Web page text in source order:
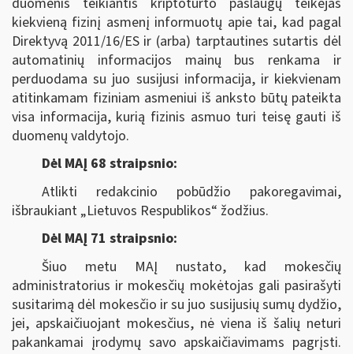
kiekvieną fizinį asmenį informuotų apie tai, kad pagal
Direktyvą 2011/16/ES ir (arba) tarptautines sutartis dėl
automatinių informacijos mainų bus renkama ir
perduodama su juo susijusi informacija, ir kiekvienam
atitinkamam fiziniam asmeniui iš anksto būtų pateikta
visa informacija, kurią fizinis asmuo turi teisę gauti iš
duomenų valdytojo.
Dėl MAĮ 68 straipsnio:
Atlikti redakcinio pobūdžio pakoregavimai,
išbraukiant „Lietuvos Respublikos“ žodžius.
Dėl MAĮ 71 straipsnio:
Šiuo metu MAĮ nustato, kad mokesčių
administratorius ir mokesčių mokėtojas gali pasirašyti
susitarimą dėl mokesčio ir su juo susijusių sumų dydžio,
jei, apskaičiuojant mokesčius, nė viena iš šalių neturi
pakankamai įrodymų savo apskaičiavimams pagrįsti.